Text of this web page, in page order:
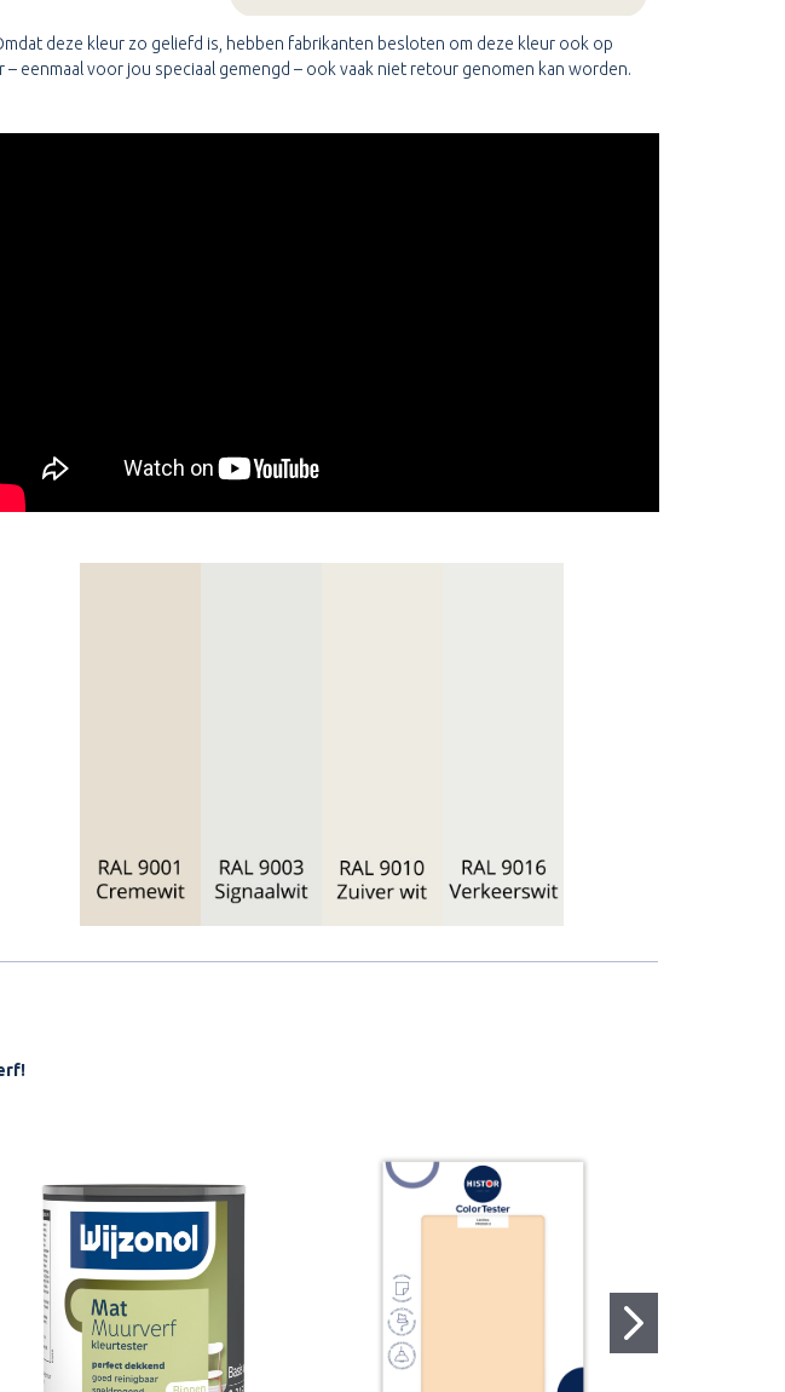
deze kleur zo geliefd is, hebben fabrikanten besloten om deze kleur ook op
eenmaal voor jou speciaal gemengd – ook vaak niet retour genomen kan worden.